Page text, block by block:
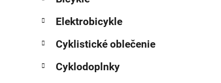
o
č
ý
a
kategórie
a
e
ó
i
Elektrobicykle
Cyklistické oblečenie
Cyklodoplnky